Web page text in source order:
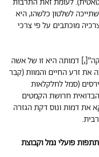
לעומת זאת התרבות
לשלטון כלשהו, היא
מוכתבים על פי צרכי
דמותה היא זו של אשה
את זרע החיים והמוות (קבר
(סמל לחלקלאות
חרושת הקמטים
את דמות ונוס דקת הגזרה
פועלי נמל וקבוצת